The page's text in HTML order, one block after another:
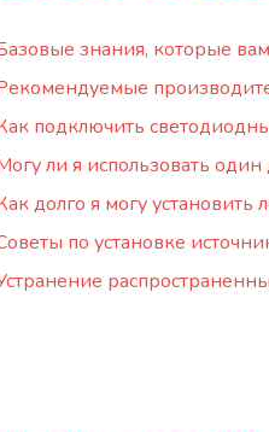
знания, которые
подключить
ли я использовать
долго я могу установить
по установке